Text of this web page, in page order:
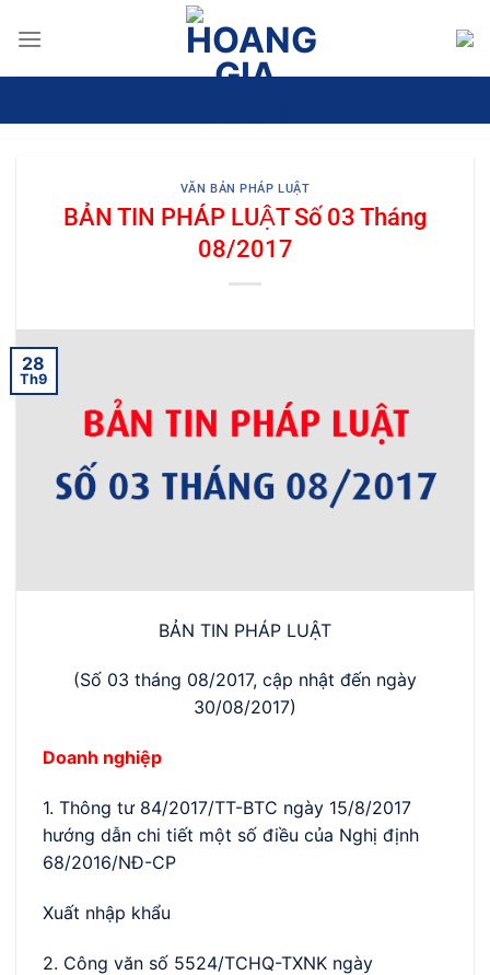
qua
VĂN BẢN PHÁP LUẬT
BẢN TIN PHÁP LUẬT Số 03 Tháng
08/2017
28
Th9
BẢN TIN PHÁP LUẬT
(Số 03 tháng 08/2017, cập nhật đến ngày
30/08/2017)
Doanh nghiệp
1. Thông tư 84/2017/TT-BTC ngày 15/8/2017
hướng dẫn chi tiết một số điều của Nghị định
68/2016/NĐ-CP
Xuất nhập khẩu
2. Công văn số 5524/TCHQ-TXNK ngày